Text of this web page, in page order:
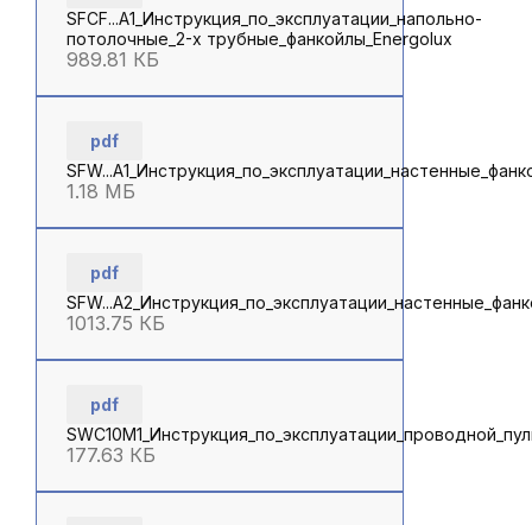
SFCF...A1_Инструкция_по_эксплуатации_напольно-
потолочные_2-х трубные_фанкойлы_Energolux
989.81 КБ
pdf
1.18 МБ
pdf
1013.75 КБ
pdf
177.63 КБ